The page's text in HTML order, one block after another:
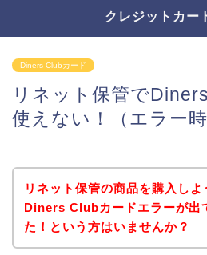
クレジットカー
Diners Clubカード
リネット保管で
使えない！（エラー時
リネット保管の商品を購入しよ
Diners Clubカードエラーが出
た！という方はいませんか？